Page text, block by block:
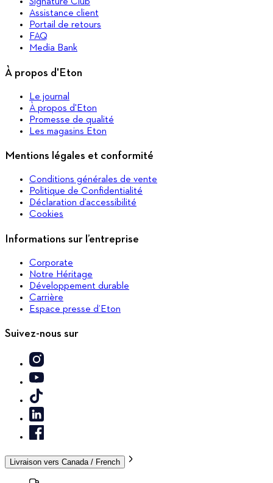
Assistance client
Portail de retours
FAQ
Media Bank
À propos d'Eton
Le journal
À propos d'Eton
Promesse de qualité
Les magasins Eton
Mentions légales et conformité
Conditions générales de vente
Politique de Confidentialité
Déclaration d’accessibilité
Cookies
Informations sur l’entreprise
Corporate
Notre Héritage
Développement durable
Carrière
Espace presse d’Eton
Suivez-nous sur
Livraison vers Canada / French